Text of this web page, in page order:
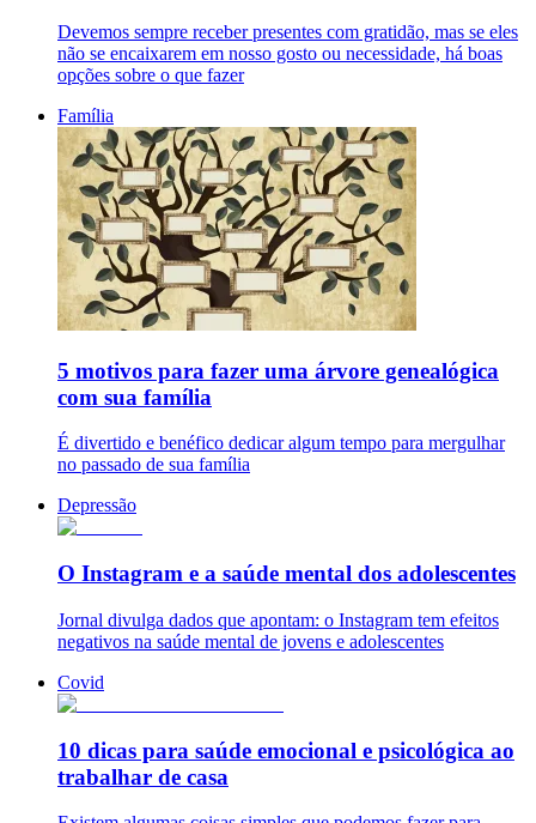
Devemos sempre receber presentes com gratidão, mas se eles
não se encaixarem em nosso gosto ou necessidade, há boas
opções sobre o que fazer
Família
5 motivos para fazer uma árvore genealógica
com sua família
É divertido e benéfico dedicar algum tempo para mergulhar
no passado de sua família
Depressão
O Instagram e a saúde mental dos adolescentes
Jornal divulga dados que apontam: o Instagram tem efeitos
negativos na saúde mental de jovens e adolescentes
Covid
10 dicas para saúde emocional e psicológica ao
trabalhar de casa